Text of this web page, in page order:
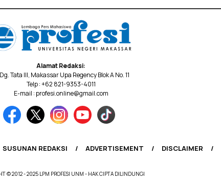
Alamat Redaksi:
Tata III, Makassar Upa Regency Blok A No. 11
Telp : +62 821-9353-4011
E-mail : profesi.online@gmail.com
SUSUNAN REDAKSI ADVERTISEMENT DISCLAIMER
© 2012 - 2025 LPM PROFESI UNM - HAK CIPTA DILINDUNGI